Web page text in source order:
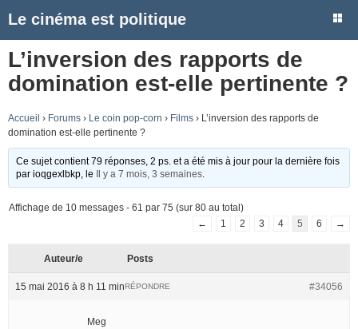
Le cinéma est politique
L’inversion des rapports de
domination est-elle pertinente ?
Accueil › Forums › Le coin pop-corn › Films › L’inversion des rapports de
domination est-elle pertinente ?
Ce sujet contient 79 réponses, 2 ps. et a été mis à jour pour la dernière fois
parioqgexlbkp , le Il y a 7 mois, 3 semaines
Affichage de 10 messages - 61 par 75 (sur 80 au total)
←
1 2 3 4 5 6 →
Auteur/e Posts
15 mai 2016 à 8 h 11 min #34056
RÉPONDRE
Meg